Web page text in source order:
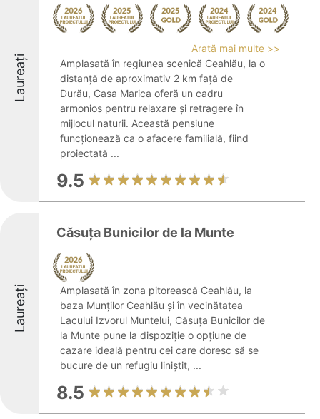
Laureați
Arată mai multe >>
Amplasată în regiunea scenică Ceahlău, la o
distanță de aproximativ 2 km față de
Durău, Casa Marica oferă un cadru
armonios pentru relaxare și retragere în
mijlocul naturii. Această pensiune
funcționează ca o afacere familială, fiind
proiectată ...
9.5
Laureați
Căsuța Bunicilor de la Munte
Amplasată în zona pitorească Ceahlău, la
baza Munților Ceahlău și în vecinătatea
Lacului Izvorul Muntelui, Căsuța Bunicilor de
la Munte pune la dispoziție o opțiune de
cazare ideală pentru cei care doresc să se
bucure de un refugiu liniștit, ...
8.5